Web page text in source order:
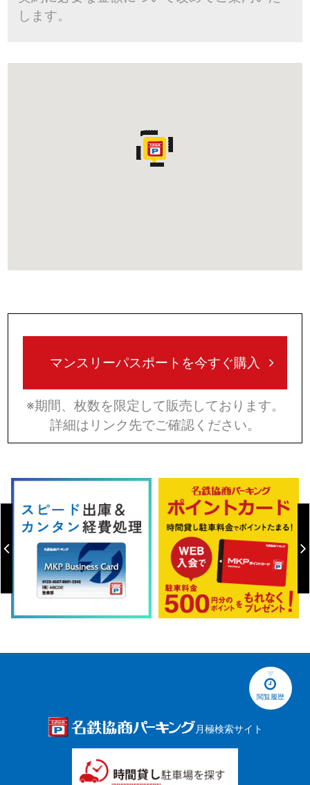
します。
マンスリーパスポートを今すぐ購入
※期間、枚数を限定して販売しております。
詳細はリンク先でご確認ください。
閲覧履歴
月極検索サイト